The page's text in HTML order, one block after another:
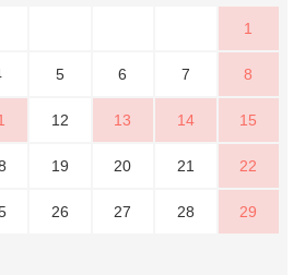
1
5 6 7 8
12 13 14 15
19 20 21 22
26 27 28 29